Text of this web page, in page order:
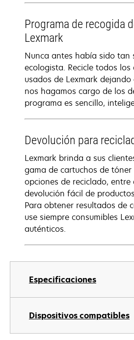
Especificaciones
Dispositivos compatibles
Programa de recogida
Lexmark
Nunca antes había sido tan
ecologista. Recicle todos los
usados de Lexmark
nos hagamos cargo de los
programa es sencillo,
Devolución para
Lexmark brinda a sus
gama de cartuchos de tóner
opciones de reciclado, entre
devolución fácil de
Para obtener resultados de
use siempre consumibles
auténticos.